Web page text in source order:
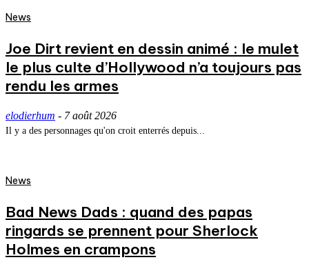
News
Joe Dirt revient en dessin animé : le mulet
le plus culte d’Hollywood n’a toujours pas
rendu les armes
elodierhum - 7 août 2026
Il y a des personnages qu'on croit enterrés depuis...
News
Bad News Dads : quand des papas
ringards se prennent pour Sherlock
Holmes en crampons